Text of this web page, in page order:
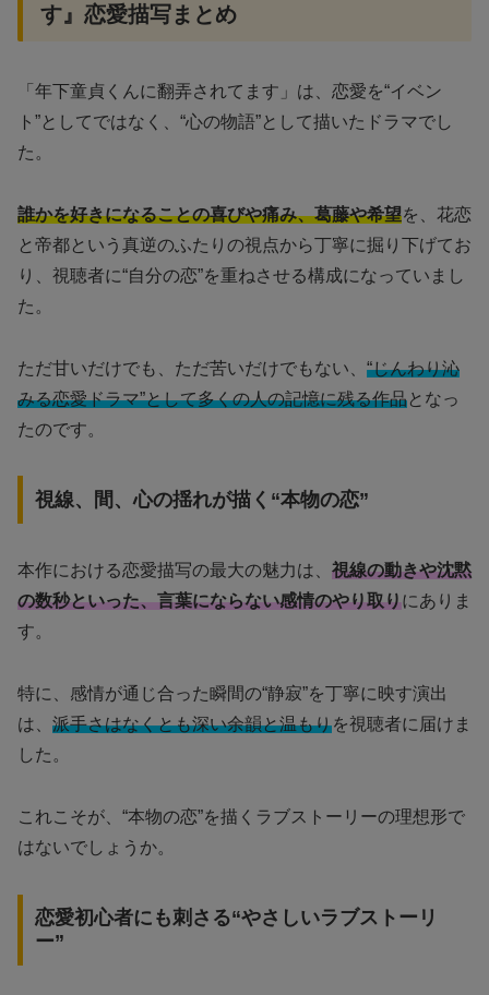
す』恋愛描写まとめ
「年下童貞くんに翻弄されてます」は、恋愛を“イベン
ト”としてではなく、“心の物語”として描いたドラマでし
た。
誰かを好きになることの喜びや痛み、葛藤や希望を、花恋
と帝都という真逆のふたりの視点から丁寧に掘り下げてお
り、視聴者に“自分の恋”を重ねさせる構成になっていまし
た。
ただ甘いだけでも、ただ苦いだけでもない、 “じんわり沁
みる恋愛ドラマ”として多くの人の記憶に残る作品となっ
たのです。
視線、間、心の揺れが描く“本物の恋”
本作における恋愛描写の最大の魅力は、 視線の動きや沈黙
の数秒といった、言葉にならない感情のやり取りにありま
す。
特に、感情が通じ合った瞬間の“静寂”を丁寧に映す演出
は、 派手さはなくとも深い余韻と温もりを視聴者に届けま
した。
これこそが、“本物の恋”を描くラブストーリーの理想形で
はないでしょうか。
恋愛初心者にも刺さる“やさしいラブストーリ
ー”